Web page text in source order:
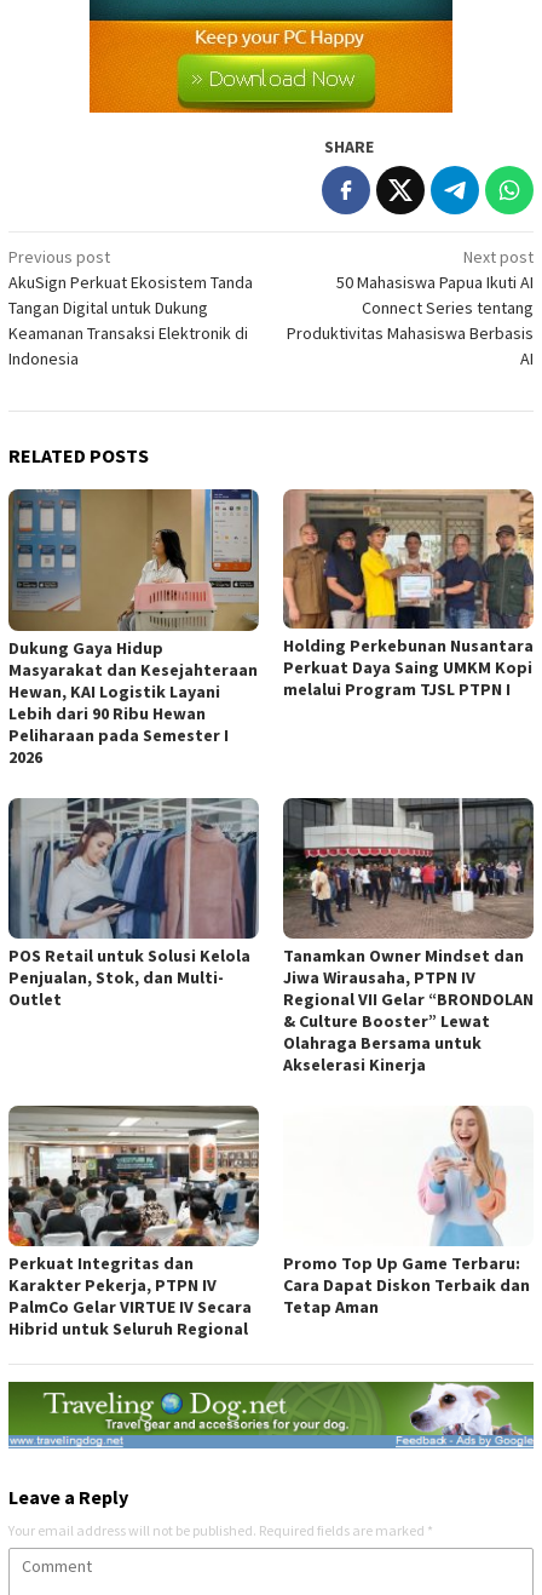
SHARE
Post
navigation
Previous post
AkuSign Perkuat Ekosistem Tanda
Tangan Digital untuk Dukung
Keamanan Transaksi Elektronik di
Indonesia
Next post
50 Mahasiswa Papua Ikuti AI
Connect Series tentang
Produktivitas Mahasiswa Berbasis
AI
RELATED POSTS
Dukung Gaya Hidup
Masyarakat dan Kesejahteraan
Hewan, KAI Logistik Layani
Lebih dari 90 Ribu Hewan
Peliharaan pada Semester I
2026
Holding Perkebunan Nusantara
Perkuat Daya Saing UMKM Kopi
melalui Program TJSL PTPN I
POS Retail untuk Solusi Kelola
Penjualan, Stok, dan Multi-
Outlet
Tanamkan Owner Mindset dan
Jiwa Wirausaha, PTPN IV
Regional VII Gelar “BRONDOLAN
& Culture Booster” Lewat
Olahraga Bersama untuk
Akselerasi Kinerja
Perkuat Integritas dan
Karakter Pekerja, PTPN IV
PalmCo Gelar VIRTUE IV Secara
Hibrid untuk Seluruh Regional
Promo Top Up Game Terbaru:
Cara Dapat Diskon Terbaik dan
Tetap Aman
Leave a Reply
Your email address will not be published. Required fields are marked *